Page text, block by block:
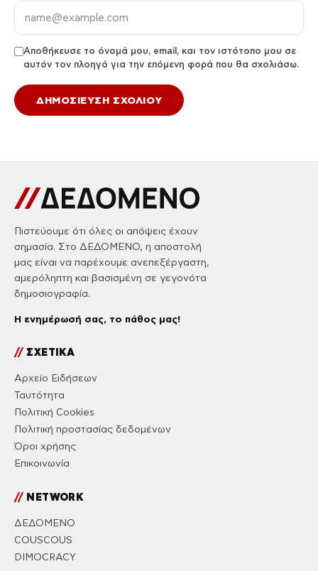
Αποθήκευσε το όνομά μου, email, και τον ιστότοπο μου σε
αυτόν τον πλοηγό για την επόμενη φορά που θα σχολιάσω.
Πιστεύουμε ότι όλες οι απόψεις έχουν
σημασία. Στο ΔΕΔΟΜΕΝΟ, η αποστολή
μας είναι να παρέχουμε ανεπεξέργαστη,
αμερόληπτη και βασισμένη σε γεγονότα
δημοσιογραφία.
Η ενημέρωσή σας, το πάθος μας!
//ΣΧΕΤΙΚΑ
Αρχείο Ειδήσεων
Ταυτότητα
Πολιτική Cookies
Πολιτική προστασίας δεδομένων
Όροι χρήσης
Επικοινωνία
//NETWORK
ΔΕΔΟΜΕΝΟ
COUSCOUS
DIMOCRACY